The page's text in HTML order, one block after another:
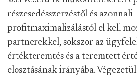
részesedésszerzéstől és azonnali
profitmaximalizálástól el kell
partnerekkel, sokszor az
értékteremtés és a teremtett
elosztásának irányába.